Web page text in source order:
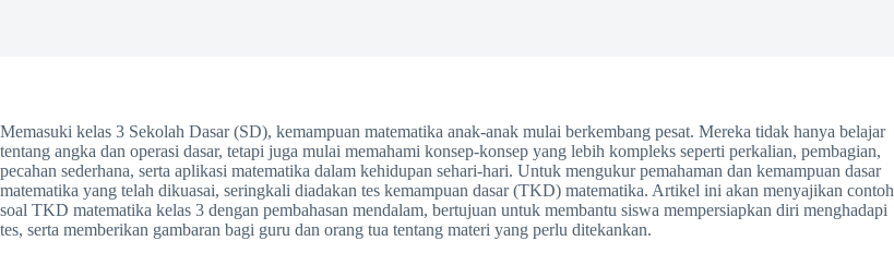
Memasuki kelas 3 Sekolah Dasar (SD), kemampuan matematika anak-anak mulai berkembang pesat. Mereka tidak hanya belajar
tentang angka dan operasi dasar, tetapi juga mulai memahami konsep-konsep yang lebih kompleks seperti perkalian, pembagian,
pecahan sederhana, serta aplikasi matematika dalam kehidupan sehari-hari. Untuk mengukur pemahaman dan kemampuan dasar
matematika yang telah dikuasai, seringkali diadakan tes kemampuan dasar (TKD) matematika. Artikel ini akan menyajikan contoh
soal TKD matematika kelas 3 dengan pembahasan mendalam, bertujuan untuk membantu siswa mempersiapkan diri menghadapi
tes, serta memberikan gambaran bagi guru dan orang tua tentang materi yang perlu ditekankan.